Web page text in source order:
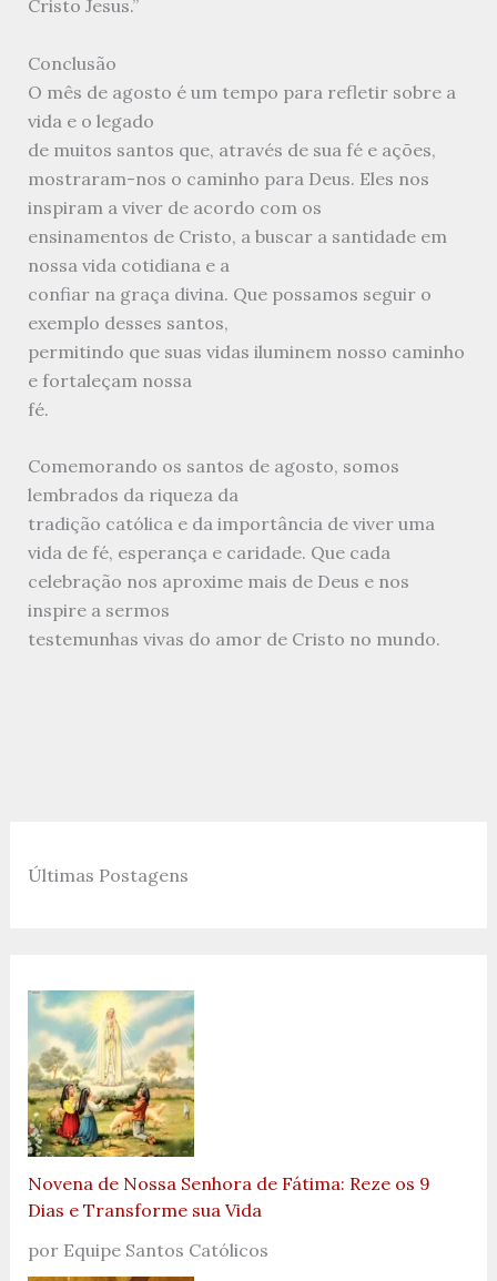
Cristo Jesus.”
Conclusão
O mês de agosto é um tempo para refletir sobre a
vida e o legado
de muitos santos que, através de sua fé e ações,
mostraram-nos o caminho para Deus. Eles nos
inspiram a viver de acordo com os
ensinamentos de Cristo, a buscar a santidade em
nossa vida cotidiana e a
confiar na graça divina. Que possamos seguir o
exemplo desses santos,
permitindo que suas vidas iluminem nosso caminho
e fortaleçam nossa
fé.
Comemorando os santos de agosto, somos
lembrados da riqueza da
tradição católica e da importância de viver uma
vida de fé, esperança e caridade. Que cada
celebração nos aproxime mais de Deus e nos
inspire a sermos
testemunhas vivas do amor de Cristo no mundo.
Últimas Postagens
Novena de Nossa Senhora de Fátima: Reze os 9
Dias e Transforme sua Vida
por Equipe Santos Católicos